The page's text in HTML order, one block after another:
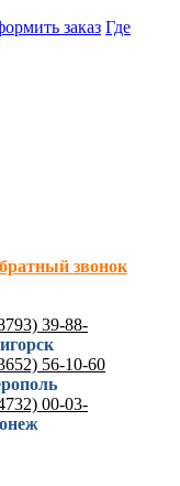
заказ Где
звонок
39-88-
56-10-60
00-03-